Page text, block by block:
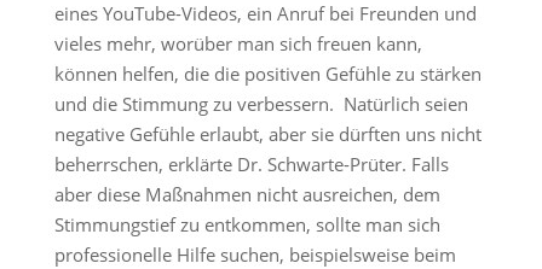
eines YouTube-Videos, ein Anruf bei Freunden und
vieles mehr, worüber man sich freuen kann,
können helfen, die die positiven Gefühle zu stärken
und die Stimmung zu verbessern. Natürlich seien
negative Gefühle erlaubt, aber sie dürften uns nicht
beherrschen, erklärte Dr. Schwarte-Prüter. Falls
aber diese Maßnahmen nicht ausreichen, dem
Stimmungstief zu entkommen, sollte man sich
professionelle Hilfe suchen, beispielsweise beim